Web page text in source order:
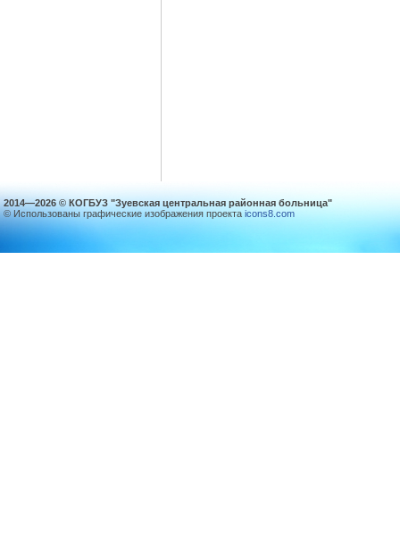
2014—2026 © КОГБУЗ "Зуевская центральная районная больница"
© Использованы графические изображения проекта icons8.com